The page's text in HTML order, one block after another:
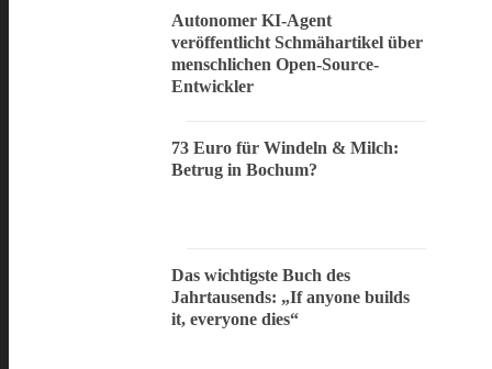
Autonomer KI-Agent
veröffentlicht Schmähartikel über
menschlichen Open-Source-
Entwickler
73 Euro für Windeln & Milch:
Betrug in Bochum?
Das wichtigste Buch des
Jahrtausends: „If anyone builds
it, everyone dies“